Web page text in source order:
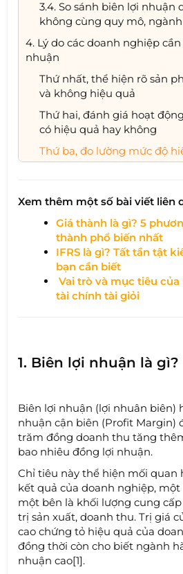
3.4. So sánh biên lợi nhuận
không cùng quy mô,
4. Lý do các doanh nghiệp
nhuận
Thứ nhất, thể hiện rõ sản
và không hiệu quả
Thứ hai, đánh giá hoạt
có hiệu quả hay không
Thứ ba, đo lường mức độ
Xem thêm một số bài viết liên
Giá thành là gì? 5
thành phổ biến nhất
IFRS là gì? Tất tần tật
bạn cần biết
Vai trò và mục tiêu
tài chính tài giỏi
1. Biên lợi nhuận là gì?
Biên lợi nhuận (lợi nhuân biên)
nhuận cận biên (Profit Margin)
trăm đồng doanh thu tăng
bao nhiêu đồng lợi nhuận.
Chỉ tiêu này thể hiện mối quan
kết quả của doanh nghiệp, một
một bên là khối lượng cung
trị sản xuất, doanh thu. Trị giá
cao chứng tỏ hiệu quả của
đồng thời còn cho biết ngành
nhuận cao[1].